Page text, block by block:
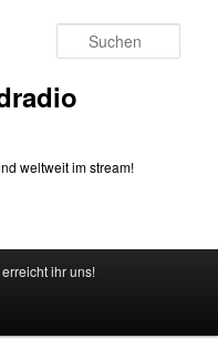
weltweit im stream!
ihr uns!